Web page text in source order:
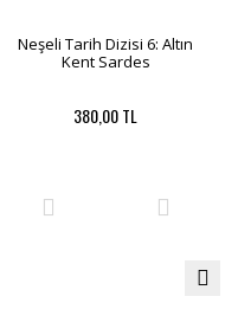
Neşeli Tarih Dizisi 6: Altın
Kent Sardes
380,00 TL